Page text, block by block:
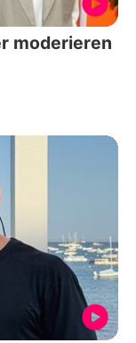
moderieren